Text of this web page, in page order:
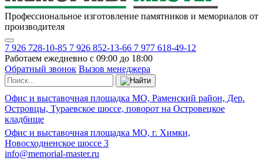
Профессиональное изготовление памятников и мемориалов от
производителя
7 926 728-10-85 7 926 852-13-66 7 977 618-49-12
Работаем ежедневно с 09:00 до 18:00
Обратный звонок Вызов менеджера
Офис и выставочная площадка МО, Раменский район, Дер.
Островцы, Тураевское шоссе, поворот на Островецкое
кладбище
Офис и выставочная площадка МО, г. Химки,
Новосходненское шоссе 3
info@memorial-master.ru